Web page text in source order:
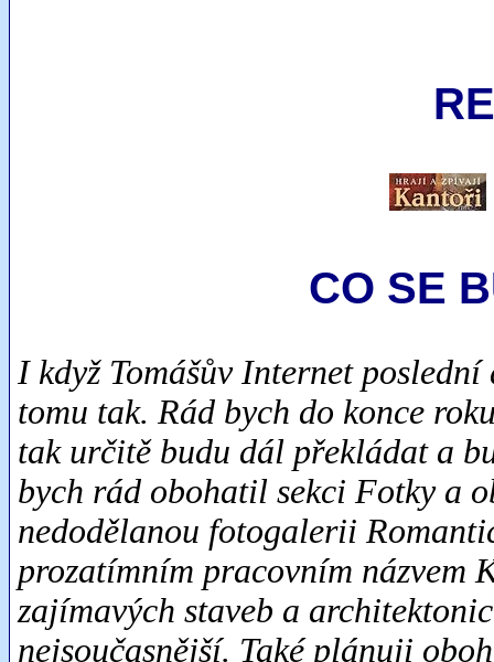
CO SE
I když Tomášův Internet
tomu tak. Rád bych do konce
tak určitě budu dál překládat a
bych rád obohatil sekci Fotky a
nedodělanou fotogalerii
prozatímním pracovním názvem
zajímavých staveb a
nejsoučasnější. Také plánuji